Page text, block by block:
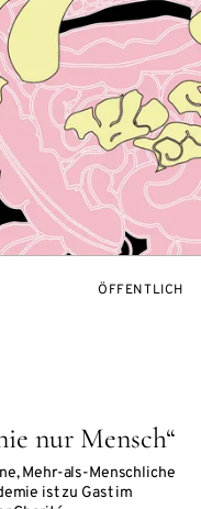
nur Mensch“
Mehr-als-Menschliche
ist zu Gast im
ÖFFENTLICH